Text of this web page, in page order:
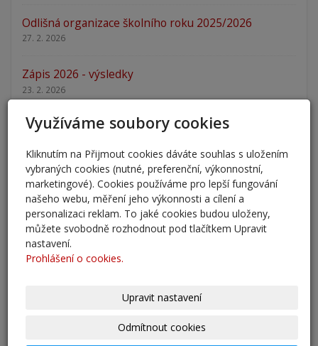
Odlišná organizace školního roku 2025/2026
27. 2. 2026
Zápis 2026 - výsledky
23. 2. 2026
Zápis 2026
Nový školní rok - informace
Pěšky do školy
29. 8. 2025
Zahájení školního roku 2025/2026
Využíváme soubory cookies
Kliknutím na Přijmout cookies dáváte souhlas s uložením
vybraných cookies (nutné, preferenční, výkonnostní,
marketingové). Cookies používáme pro lepší fungování
našeho webu, měření jeho výkonnosti a cílení a
personalizaci reklam. To jaké cookies budou uloženy,
můžete svobodně rozhodnout pod tlačítkem Upravit
nastavení.
Prohlášení o cookies.
Upravit nastavení
Odmítnout cookies